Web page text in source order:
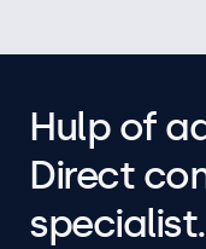
Hulp of
Direct
specialist.